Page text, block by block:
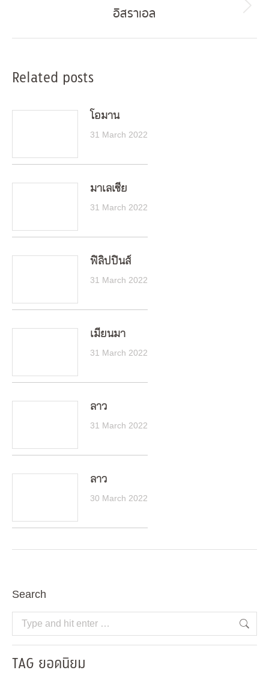
Next
อิสราเอล
Related posts
โอมาน
31 March 2022
มาเลเซีย
31 March 2022
ฟิลิปปินส์
31 March 2022
เมียนมา
31 March 2022
ลาว
31 March 2022
ลาว
30 March 2022
Search
Search:
TAG ยอดนิยม